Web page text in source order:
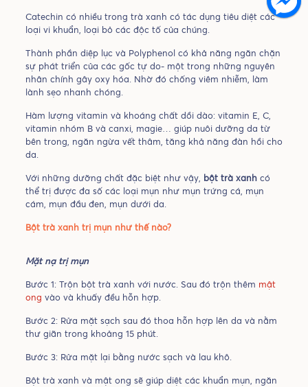
Catechin có nhiều trong trà xanh có tác dụng tiêu diệt các
loại vi khuẩn, loại bỏ các độc tố của chúng.
Thành phần diệp lục và Polyphenol có khả năng ngăn chặn
sự phát triển của các gốc tự do- một trong những nguyên
nhân chính gây oxy hóa. Nhờ đó chống viêm nhiễm, làm
lành sẹo nhanh chóng.
Hàm lượng vitamin và khoáng chất dồi dào: vitamin E, C,
vitamin nhóm B và canxi, magie… giúp nuôi dưỡng da từ
bên trong, ngăn ngừa vết thâm, tăng khả năng đàn hồi cho
da.
Với những dưỡng chất đặc biệt như vậy, bột trà xanhcó
thể trị được đa số các loại mụn như mụn trứng cá, mụn
cám, mụn đầu đen, mụn dưới da.
Bột trà xanh trị mụn như thế nào?
Mặt nạ trị mụn
Bước 1: Trộn bột trà xanh với nước. Sau đó trộn thêm mật
ong vào và khuấy đều hỗn hợp.
Bước 2: Rửa mặt sạch sau đó thoa hỗn hợp lên da và nằm
thư giãn trong khoảng 15 phút.
Bước 3: Rửa mặt lại bằng nước sạch và lau khô.
Bột trà xanh và mật ong sẽ giúp diệt các khuẩn mụn, ngăn